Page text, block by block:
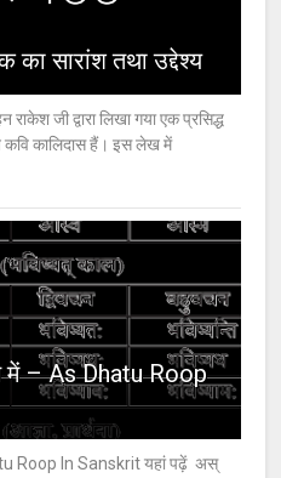
सारांश तथा उद्देश्य
जी द्वारा लिखा गया एक प्रसिद्ध
कालिदास हैं। इस लेख में
– As Dhatu Roop
Roop In Sanskrit यहां पढ़ें अस्